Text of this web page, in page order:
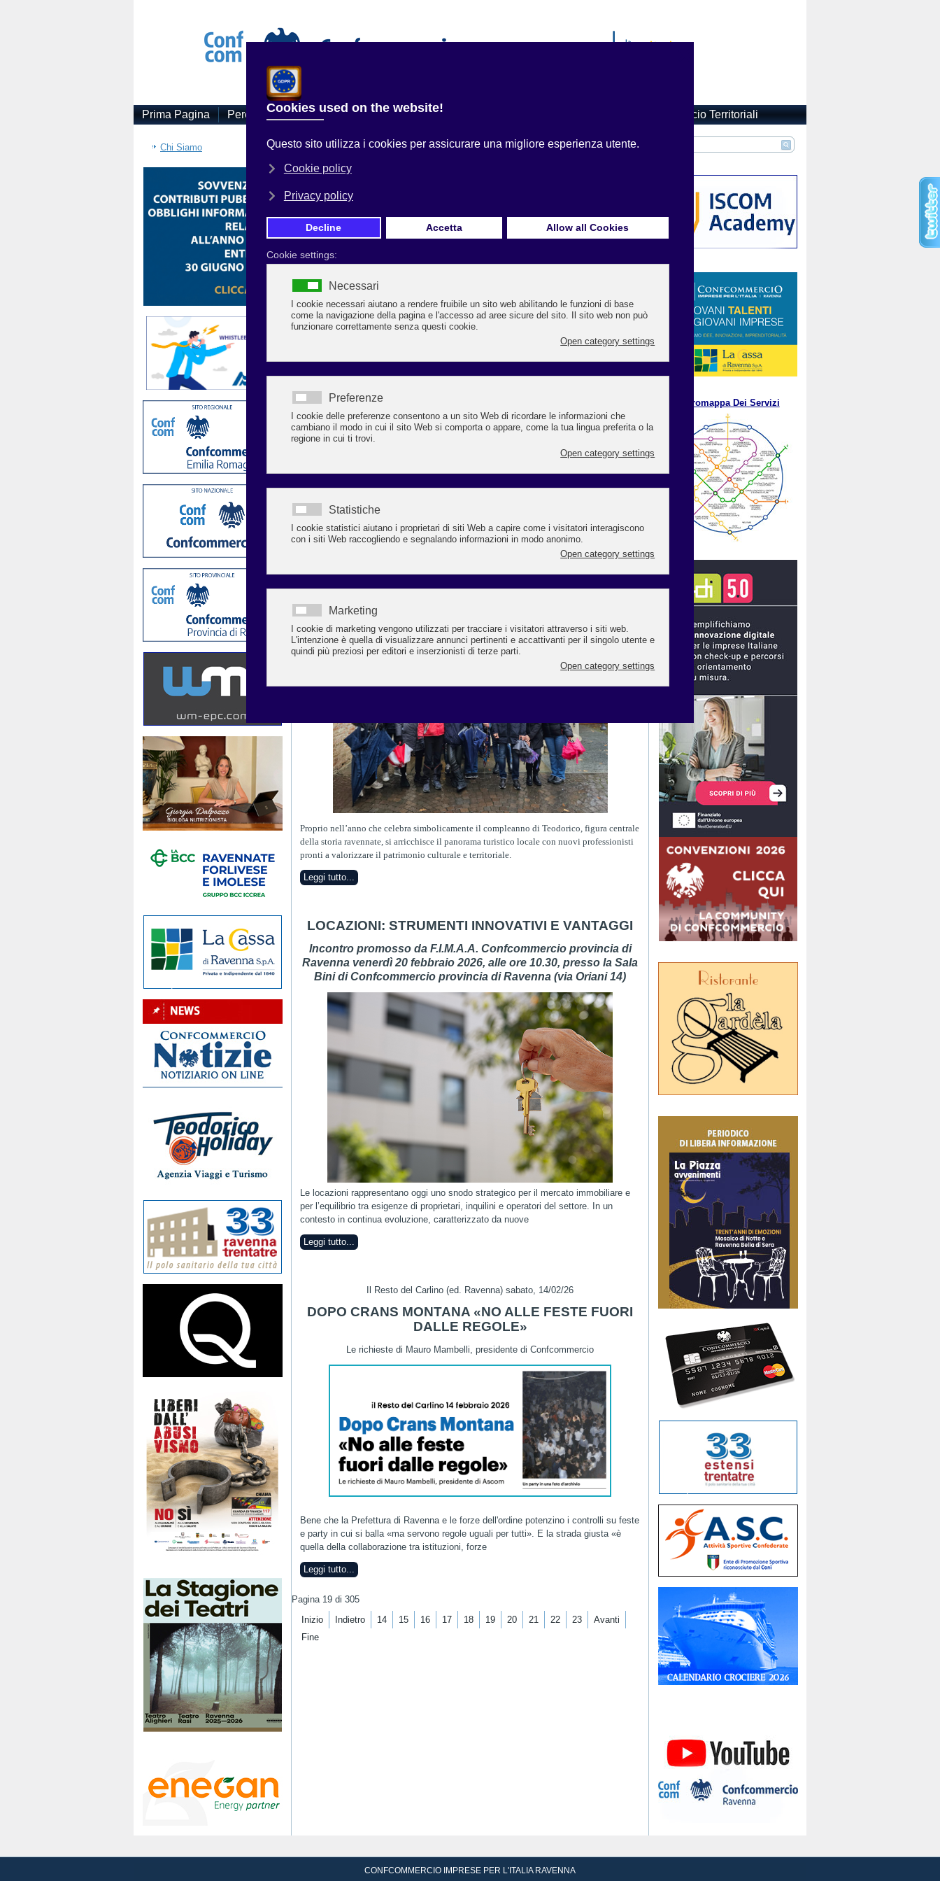
Prima Pagina Perchè Associarsi Servizi alle Imprese Confcommercio Territoriali
Chi Siamo
Sei qui:Home Uncategorised
Uncategorised
BANDO PER GLI SPAZI COMMERCIALI AL
TERMINAL CROCIERE DI PORTO CORSINI
RCCP raccoglie manifestazioni di interesse per l’affidamento di nuovi spazi:
Ravenna Civitas Cruise Port (RCCP), concessionaria del servizio di stazione
marittima e realizzatore del nuovo terminal crociere di Porto Corsini, ha pubblicato
un avviso per l’acquisizione di manifestazioni di interesse finalizzate all’affidamento
Leggi tutto...
21 NUOVI ACCOMPAGNATORI TURISTICI
ABILITATI: OLTRE 100 FIGURE FORMATE DA
ISCOM E.R. NEGLI ULTIMI DUE ANNI
Proprio nell’anno che celebra simbolicamente il compleanno di Teodorico, figura centrale
della storia ravennate, si arricchisce il panorama turistico locale con nuovi professionisti
pronti a valorizzare il patrimonio culturale e territoriale.
Leggi tutto...
LOCAZIONI: STRUMENTI INNOVATIVI E VANTAGGI
Incontro promosso da F.I.M.A.A. Confcommercio provincia di
Ravenna venerdì 20 febbraio 2026, alle ore 10.30, presso la Sala
Bini di Confcommercio provincia di Ravenna (via Oriani 14)
Le locazioni rappresentano oggi uno snodo strategico per il mercato immobiliare e
per l’equilibrio tra esigenze di proprietari, inquilini e operatori del settore. In un
contesto in continua evoluzione, caratterizzato da nuove
Leggi tutto...
Il Resto del Carlino (ed. Ravenna) sabato, 14/02/26
DOPO CRANS MONTANA «NO ALLE FESTE FUORI
DALLE REGOLE»
Le richieste di Mauro Mambelli, presidente di Confcommercio
Bene che la Prefettura di Ravenna e le forze dell'ordine potenzino i controlli su feste
e party in cui si balla «ma servono regole uguali per tutti». E la strada giusta «è
quella della collaborazione tra istituzioni, forze
Leggi tutto...
Pagina 19 di 305
Inizio
Indietro 14 15 16 17 18 19 20 21 22 23
Avanti
Fine
etromappa Dei Servizi
CONFCOMMERCIO IMPRESE PER L'ITALIA RAVENNA